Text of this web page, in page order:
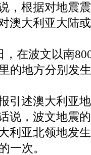
，根据对地震
澳大利亚大陆
在波文以南
的地方分别发
述澳大利亚地
说，波文地震
利亚北领地发
一次。